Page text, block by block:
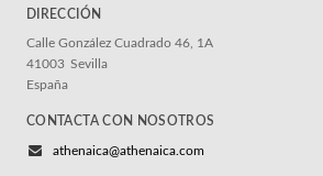
DIRECCIÓN
Calle González Cuadrado 46, 1A
41003 Sevilla
España
CONTACTA CON NOSOTROS
athenaica@athenaica.com